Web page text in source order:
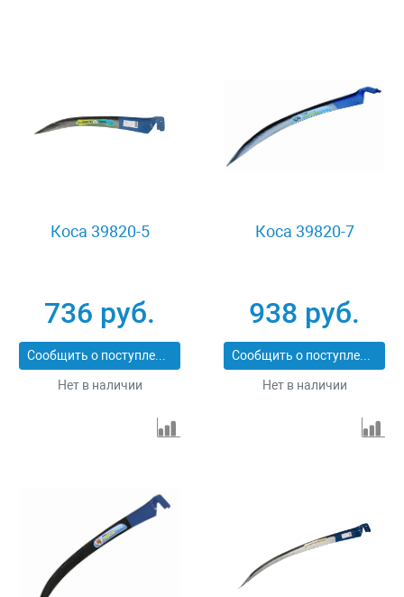
Коса 39820-5
736 руб.
Сообщить о поступлении
Нет в наличии
Коса 39820-7
938 руб.
Сообщить о поступлении
Нет в наличии